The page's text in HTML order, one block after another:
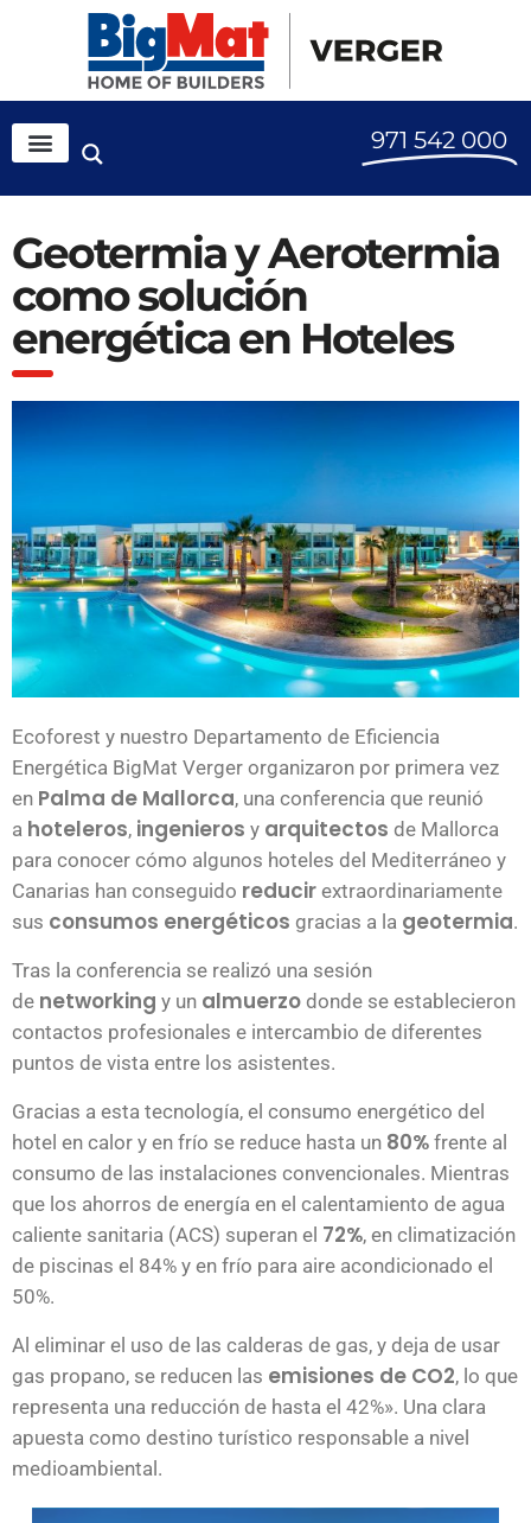
971 542 000
Geotermia y Aerotermia
como solución
energética en Hoteles
Ecoforest y nuestro Departamento de Eficiencia
Energética BigMat Verger organizaron por primera vez
en Palma de Mallorca, una conferencia que reunió
a hoteleros, ingenieros y arquitectos de Mallorca
para conocer cómo algunos hoteles del Mediterráneo y
Canarias han conseguido reducir extraordinariamente
sus consumos energéticos gracias a la geotermia.
Tras la conferencia se realizó una sesión
de networking y un almuerzo donde se establecieron
contactos profesionales e intercambio de diferentes
puntos de vista entre los asistentes.
Gracias a esta tecnología, el consumo energético del
hotel en calor y en frío se reduce hasta un 80% frente al
consumo de las instalaciones convencionales. Mientras
que los ahorros de energía en el calentamiento de agua
caliente sanitaria (ACS) superan el 72%, en climatización
de piscinas el 84% y en frío para aire acondicionado el
50%.
Al eliminar el uso de las calderas de gas, y deja de usar
gas propano, se reducen las emisiones de CO2, lo que
representa una reducción de hasta el 42%». Una clara
apuesta como destino turístico responsable a nivel
medioambiental.